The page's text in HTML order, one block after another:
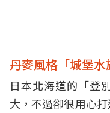
丹麥風格「城堡水
日本北海道的「登
大，不過卻很用心